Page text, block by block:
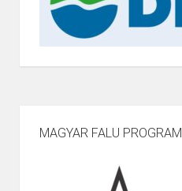
MAGYAR FALU PROGRAM